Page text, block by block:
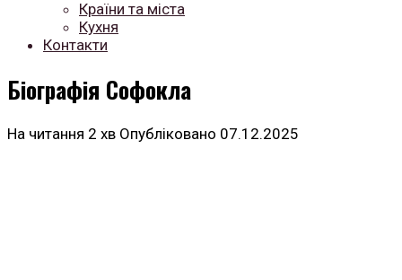
Країни та міста
Кухня
Контакти
Біографія Софокла
На читання 2 хв Опубліковано 07.12.2025